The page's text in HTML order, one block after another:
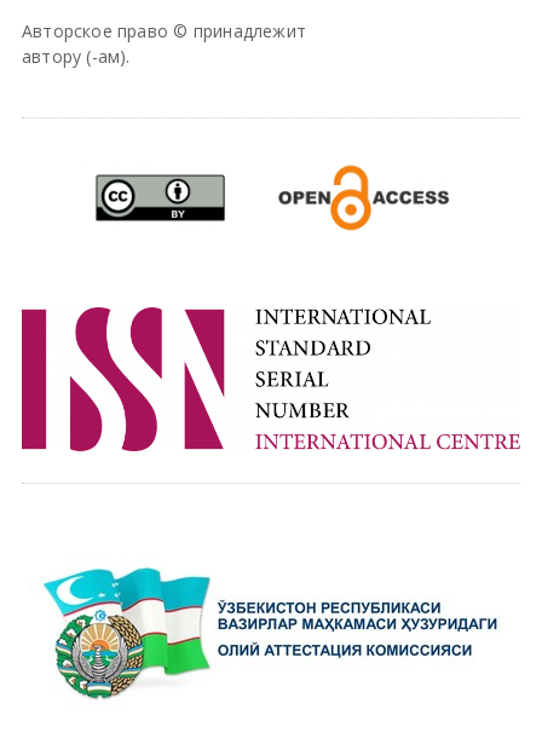
Авторское право © принадлежит
автору (-ам).